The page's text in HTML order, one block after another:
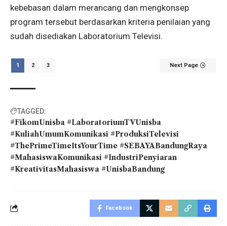
kebebasan dalam merancang dan mengkonsep
program tersebut berdasarkan kriteria penilaian yang
sudah disediakan Laboratorium Televisi.
1 2 3 Next Page
TAGGED:
#FikomUnisba #LaboratoriumTVUnisba
#KuliahUmumKomunikasi #ProduksiTelevisi
#ThePrimeTimeItsYourTime #SEBAYABandungRaya
#MahasiswaKomunikasi #IndustriPenyiaran
#KreativitasMahasiswa #UnisbaBandung
Facebook